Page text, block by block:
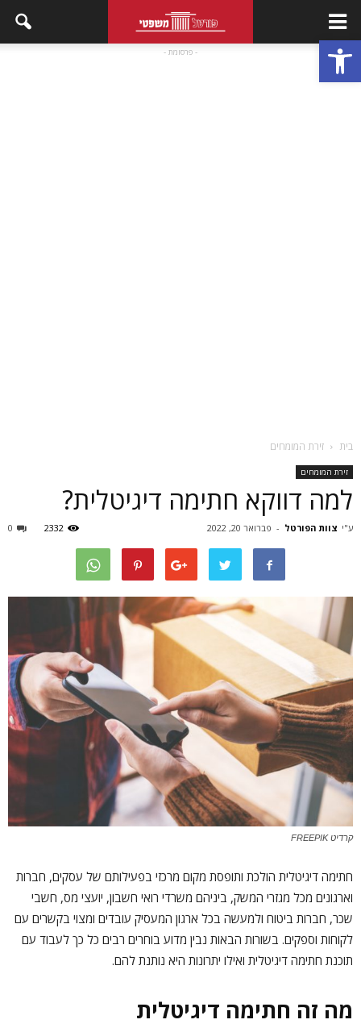
פתח סרגל נגישות - פרסומת -
בית זירת המומחים
זירת המומחים
למה דווקא חתימה דיגיטלית?
ע"י צוות הפורטל - פברואר 20, 2022 0 2332
קרדיט FREEPIK
חתימה דיגיטלית הולכת ותופסת מקום מרכזי בפעילותם של עסקים, חברות
וארגונים מכל מגזרי המשק, ביניהם משרדי רואי חשבון, יועצי מס, חשבי
שכר, חברות ביטוח ולמעשה בכל ארגון המעסיק עובדים ומצוי בקשרים עם
לקוחות וספקים. בשורות הבאות נבין מדוע בוחרים רבים כל כך לעבוד עם
תוכנת חתימה דיגיטלית ואילו יתרונות היא נותנת להם.
מה זה חתימה דיגיטלית